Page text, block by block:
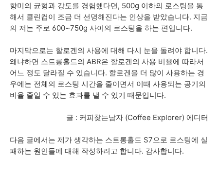
향미의 균형과 강도를 경험했다면, 500g 이하의 로스팅을 통
해서 클린컵이 조금 더 선명해진다는 인상을 받았습니다. 지금
의 저는 주로 600~750g 사이의 로스팅을 하는 편입니다.
마지막으로는 할로겐의 사용에 대해 다시 눈을 돌려야 합니다.
왜냐하면 스트롱홀드의 ABR은 할로겐의 사용 비율에 따라서
어느 정도 달라질 수 있습니다. 할로겐을 더 많이 사용하는 경
우에는 전체의 로스팅 시간을 줄이면서 이때 사용되는 공기의
비율 줄일 수 있는 효과를 낼 수 있기 때문입니다.
글 : 커피찾는남자 (Coffee Explorer) 에디터
다음 글에서는 제가 생각하는 스트롱홀드 S7으로 로스팅에 실
패하는 원인들에 대해 작성하려고 합니다. 감사합니다.